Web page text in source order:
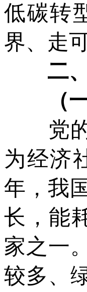
低碳转
界、走
二、
（一
党的
为经济
年，我
长，能
家之一
较多、